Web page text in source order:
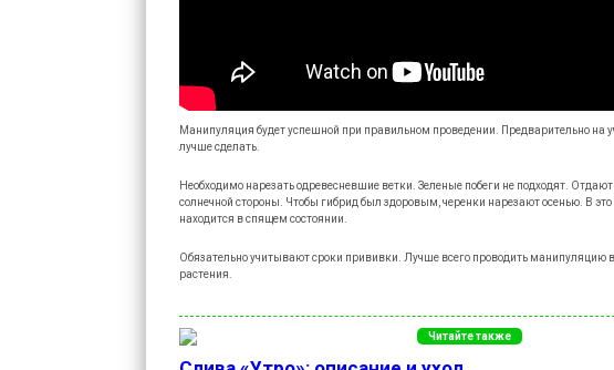
Манипуляция будет успешной при правильном проведении. Предварительно на
лучше сделать.
Необходимо нарезать одревесневшие ветки. Зеленые побеги не подходят.
солнечной стороны. Чтобы гибрид был здоровым, черенки нарезают осенью. В
находится в спящем состоянии.
Обязательно учитывают сроки прививки. Лучше всего проводить манипуляцию
растения.
Читайте также